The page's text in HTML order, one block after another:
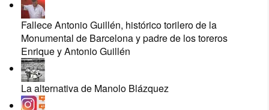
Fallece Antonio Guillén, histórico torilero de la
Monumental de Barcelona y padre de los toreros
Enrique y Antonio Guillén
La alternativa de Manolo Blázquez